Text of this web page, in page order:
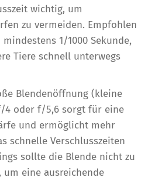
wichtig, um
zu vermeiden. Empfohlen
1/1000 Sekunde,
Tiere schnell unterwegs
Blendenöffnung (kleine
4 oder f/5,6 sorgt für eine
und ermöglicht mehr
schnelle Verschlusszeiten
sollte die Blende nicht zu
eine ausreichende